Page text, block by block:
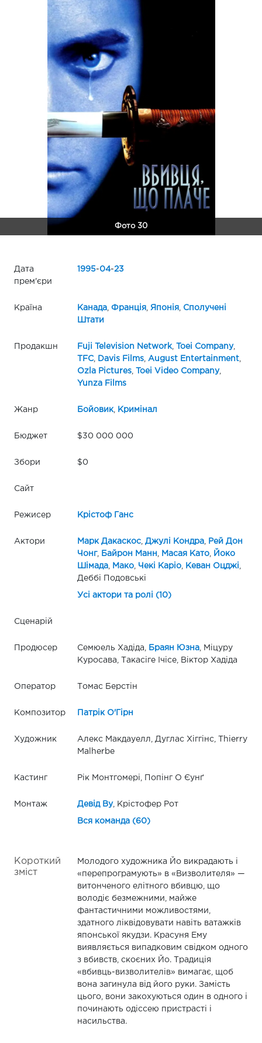
Фото 30
Дата
прем'єри
1995-04-23
Країна Канада, Франція, Японія,
Сполучені
Штати
Продакшн Fuji Television Network, Toei Company,
TFC, Davis Films, August Entertainment,
Ozla Pictures, Toei Video Company,
Yunza Films
Жанр Бойовик, Кримінал
Бюджет $30 000 000
Збори $0
Сайт
Режисер Крістоф Ганс
Актори Марк Дакаскос, Джулі Кондра,
Рей Дон
Чонг, Байрон Манн Масая Като,
Йоко
Шімада, Мако, Чекі Каріо, Кеван Оцджі
Деббі Подовські
Усі актори та ролі (10)
Сценарій
Продюсер Семюель Хадіда, Браян Юзна, Міцуру
Куросава, Такасіге Ічісе, Віктор Хадіда
Оператор Томас Берстін
Композитор Патрік О'Гірн
Художник
Алекс Макдауелл, Дуглас Хіггінс, Thierry
Malherbe
Кастинг Рік Монтгомері, Попінг О Єунґ
Монтаж Девід Ву, Крістофер Рот
Вся команда (60)
Короткий
зміст
Молодого художника Йо викрадають і
«перепрограмують» в «Визволителя» —
витонченого елітного вбивцю, що
володіє безмежними, майже
фантастичними можливостями,
здатного ліквідовувати навіть ватажків
японської якудзи. Красуня Ему
виявляється випадковим свідком одного
з вбивств, скоєних Йо. Традиція
«вбивць-визволителів» вимагає, щоб
вона загинула від його руки. Замість
цього, вони закохуються один в одного і
починають одіссею пристрасті і
насильства.